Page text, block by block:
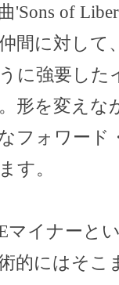
'Sons of
間に対して
に強要した
形を変えな
フォワード
す。
イナーと
的にはそこ